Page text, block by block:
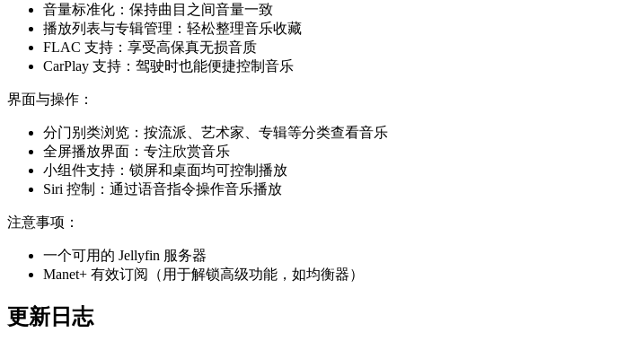
音量标准化：保持曲目之间音量一致
播放列表与专辑管理：轻松整理音乐收藏
FLAC 支持：享受高保真无损音质
CarPlay 支持：驾驶时也能便捷控制音乐
界面与操作：
分门别类浏览：按流派、艺术家、专辑等分类查看音乐
全屏播放界面：专注欣赏音乐
小组件支持：锁屏和桌面均可控制播放
Siri 控制：通过语音指令操作音乐播放
注意事项：
一个可用的 Jellyfin 服务器
Manet+ 有效订阅（用于解锁高级功能，如均衡器）
更新日志